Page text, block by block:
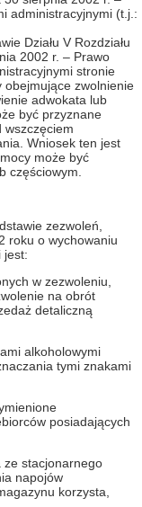
administracyjnymi (t.j.:
Działu V Rozdziału
2002 r. – Prawo
stronie
obejmujące zwolnienie
adwokata lub
być przyznane
wszczęciem
Wniosek ten jest
może być
częściowym.
zezwoleń,
roku o wychowaniu
jest:
w zezwoleniu,
na obrót
detaliczną
alkoholowymi
tymi znakami
posiadających
ze stacjonarnego
napojów
korzysta,